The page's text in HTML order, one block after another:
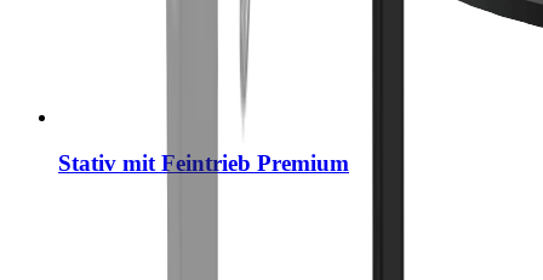
Stativ mit Feintrieb Premium